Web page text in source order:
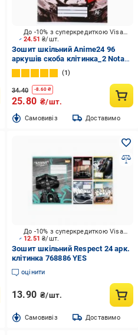
24.51₴/шт.
До -10% з суперкредиткою Visa Вигода
Зошит шкільний Anime24 96
аркушів скоба клітинка_2 Nota
Bene
1
34.40 -8.60₴
25.80 ₴/шт.
Cамовивіз Доставимо
12.51₴/шт.
До -10% з суперкредиткою Visa Вигода
Зошит шкільний Respect 24 арк.
клітинка 768886 YES
оцінити
13.90 ₴/шт.
Cамовивіз Доставимо